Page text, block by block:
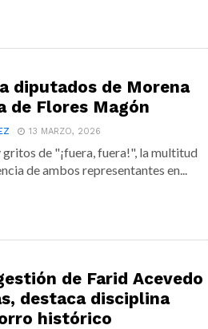
diputados de Morena
de Flores Magón
13 MARZO, 2026
de "¡fuera, fuera!", la multitud
de ambos representantes en...
de Farid Acevedo
destaca disciplina
histórico